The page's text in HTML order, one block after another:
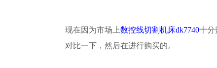
现在因为市场上数控线切割机床dk7740十分
对比一下，然后在进行购买的。